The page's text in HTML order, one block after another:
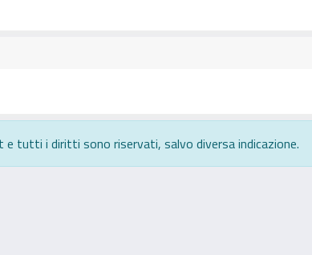
tutti i diritti sono riservati, salvo diversa indicazione.